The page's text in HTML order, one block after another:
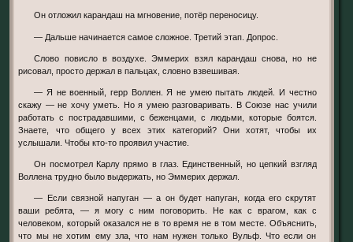
Он отложил карандаш на мгновение, потёр переносицу.
— Дальше начинается самое сложное. Третий этап. Допрос.
Слово повисло в воздухе. Эммерих взял карандаш снова, но не
рисовал, просто держал в пальцах, словно взвешивая.
— Я не военный, герр Воллен. Я не умею пытать людей. И честно
скажу — не хочу уметь. Но я умею разговаривать. В Союзе нас учили
работать с пострадавшими, с беженцами, с людьми, которые боятся.
Знаете, что общего у всех этих категорий? Они хотят, чтобы их
услышали. Чтобы кто-то проявил участие.
Он посмотрел Карлу прямо в глаз. Единственный, но цепкий взгляд
Воллена трудно было выдержать, но Эммерих держал.
— Если связной напуган — а он будет напуган, когда его скрутят
ваши ребята, — я могу с ним поговорить. Не как с врагом, как с
человеком, который оказался не в то время не в том месте. Объяснить,
что мы не хотим ему зла, что нам нужен только Вульф. Что если он